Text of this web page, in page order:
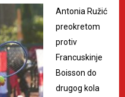
Antonia Ružić
preokretom
protiv
Francuskinje
Boisson do
drugog kola